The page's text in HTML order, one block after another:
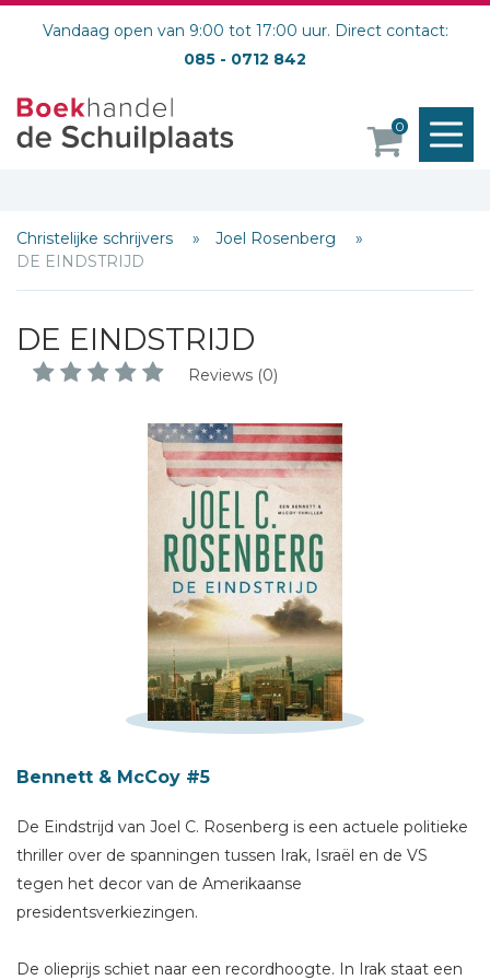
Vandaag open van 9:00 tot 17:00 uur. Direct contact:
085 - 0712 842
0
Christelijke schrijvers
Joel Rosenberg
DE EINDSTRIJD
DE EINDSTRIJD
Reviews (0)
Bennett & McCoy #5
De Eindstrijd van Joel C. Rosenberg is een actuele politieke
thriller over de spanningen tussen Irak, Israël en de VS
tegen het decor van de Amerikaanse
presidentsverkiezingen.
De olieprijs schiet naar een recordhoogte. In Irak staat een
Schrijf hieronder je review!
Sterren
E-mail *
Bericht *